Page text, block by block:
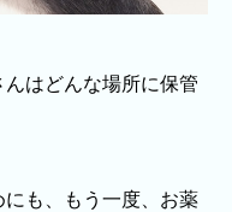
はどんな場所に保管
も、もう一度、お薬